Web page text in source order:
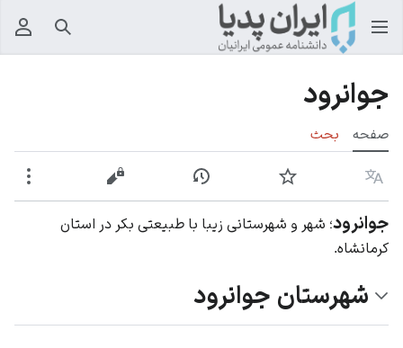
جستجو
جوانرود
صفحه بحث
زبان پیگیری نمایش تاریخچهنمایش مبدأ
جوانرود؛ شهر و شهرستانی زیبا با طبیعتی بکر در استان
کرمانشاه.
شهرستان جوانرود